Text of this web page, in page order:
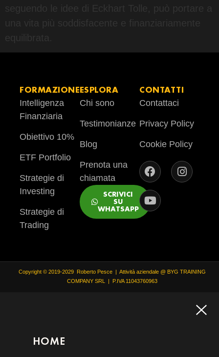
seguendo le idee di Eckhart Tolle, può portare a
una vita più soddisfacente e finanziariamente
FORMAZIONE
Intelligenza
Finanziaria
Obiettivo 10%
ETF Portfolio
Strategie di
Investing
Strategie di
Trading
ESPLORA
Chi sono
Testimonianze
Blog
Prenota una
chiamata
SCRIVICI
SU
WHATSAPP
CONTATTI
Contattaci
Privacy Policy
Cookie Policy
Copyright © 2019-2029 Roberto Pesce | Attività aziendale @ BYG TRAINING
COMPANY SRL | P.IVA 11043760963
HOME